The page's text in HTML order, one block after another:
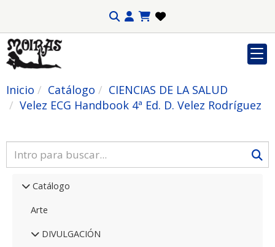
Inicio Catálogo
CIENCIAS DE LA SALUD
Velez ECG Handbook 4ª Ed. D. Velez Rodríguez
Catálogo
Arte
DIVULGACIÓN